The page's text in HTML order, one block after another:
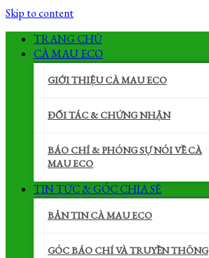
Skip to content
TRANG CHỦ
CÀ MAU ECO
GIỚI THIỆU CÀ MAU ECO
ĐỐI TÁC & CHỨNG NHẬN
BÁO CHÍ & PHÓNG SỰ NÓI VỀ CÀ
MAU ECO
TIN TỨC & GÓC CHIA SẼ
BẢN TIN CÀ MAU ECO
GÓC BÁO CHÍ VÀ TRUYỀN THÔNG